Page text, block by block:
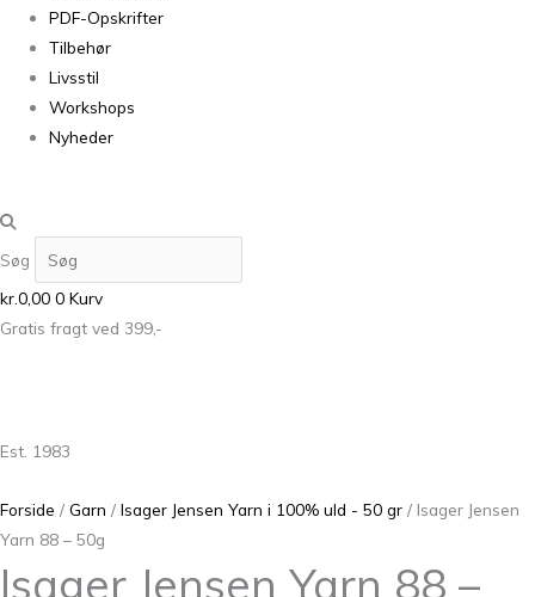
PDF-Opskrifter
Tilbehør
Livsstil
Workshops
Nyheder
Søg
kr.0,00 0 Kurv
Gratis fragt ved 399,-
Est. 1983
Forside / Garn / Isager Jensen Yarn i 100% uld - 50 gr / Isager Jensen
Yarn 88 – 50g
Isager Jensen Yarn 88 –